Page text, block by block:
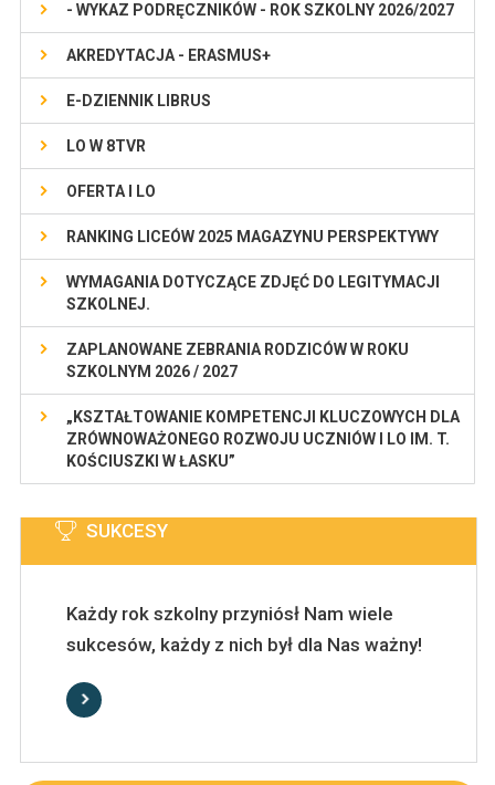
- WYKAZ PODRĘCZNIKÓW - ROK SZKOLNY 2026/2027
AKREDYTACJA - ERASMUS+
E-DZIENNIK LIBRUS
LO W 8TVR
OFERTA I LO
RANKING LICEÓW 2025 MAGAZYNU PERSPEKTYWY
WYMAGANIA DOTYCZĄCE ZDJĘĆ DO LEGITYMACJI
SZKOLNEJ.
ZAPLANOWANE ZEBRANIA RODZICÓW W ROKU
SZKOLNYM 2026 / 2027
„KSZTAŁTOWANIE KOMPETENCJI KLUCZOWYCH DLA
ZRÓWNOWAŻONEGO ROZWOJU UCZNIÓW I LO IM. T.
KOŚCIUSZKI W ŁASKU”
SUKCESY
Każdy rok szkolny przyniósł Nam wiele
sukcesów, każdy z nich był dla Nas ważny!